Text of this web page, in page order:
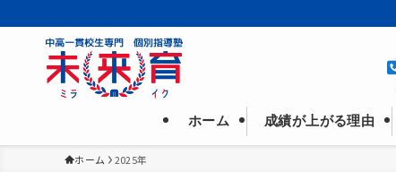
ホーム 成績が上がる理由
ホーム 2025年